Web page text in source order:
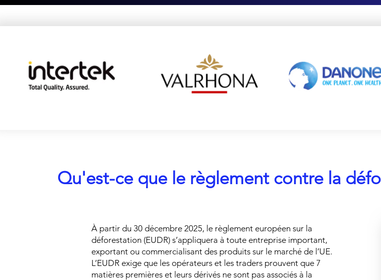
Qu'est-ce que le règlement contre la
À partir du 30 décembre 2025, le règlement européen sur la
déforestation (EUDR) s’appliquera à toute entreprise important,
exportant ou commercialisant des produits sur le marché de l’UE.
L’EUDR exige que les opérateurs et les traders prouvent que 7
matières premières et leurs dérivés ne sont pas associés à la